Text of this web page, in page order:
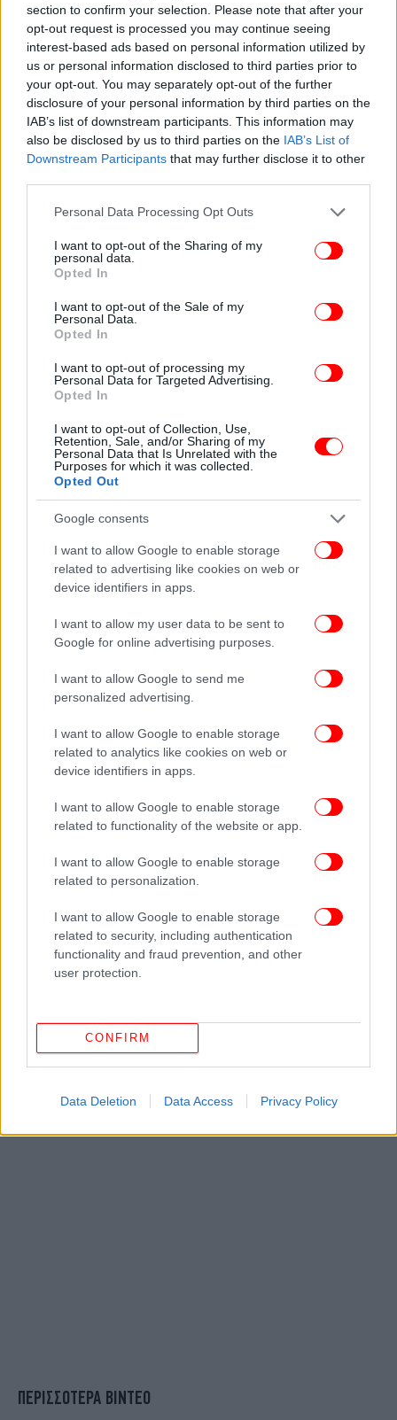
section to confirm your selection. Please note that after your
opt-out request is processed you may continue seeing
interest-based ads based on personal information utilized by
us or personal information disclosed to third parties prior to
your opt-out. You may separately opt-out of the further
disclosure of your personal information by third parties on the
IAB’s list of downstream participants. This information may
also be disclosed by us to third parties on the IAB’s List of
Downstream Participants that may further disclose it to other
Please note that this website/app uses one or more Google
not limited to your visit or usage behaviour. You may click to
grant or deny consent to Google and its third-party tags to
use your data for below specified purposes in below Google
consent section.
Personal Data Processing Opt Outs
I want to opt-out of the Sharing of my
personal data.
Opted In
I want to opt-out of the Sale of my
Personal Data.
Opted In
I want to opt-out of processing my
Personal Data for Targeted Advertising.
Opted In
I want to opt-out of Collection, Use,
Retention, Sale, and/or Sharing of my
Personal Data that Is Unrelated with the
Purposes for which it was collected.
Opted Out
Google consents
I want to allow Google to enable storage
related to advertising like cookies on web or
device identifiers in apps.
I want to allow my user data to be sent to
Google for online advertising purposes.
I want to allow Google to send me
personalized advertising.
I want to allow Google to enable storage
related to analytics like cookies on web or
device identifiers in apps.
I want to allow Google to enable storage
related to functionality of the website or app.
I want to allow Google to enable storage
related to personalization.
I want to allow Google to enable storage
related to security, including authentication
functionality and fraud prevention, and other
user protection.
CONFIRM
Data Deletion Data Access Privacy Policy
Κι ενώ κάποιοι πονηροί μπορεί να σκεφτούν πως
θα γυρίσει και θα αποκαλύψει και το μπροστινό
μέρος, η ηθοποιός όντως γυρίζει, αλλά φαίνεται να
τρώει ένα σνακ. «Θα χαιρόμουν να συνεχίσω τη
λάμψη, αλλά κάθε πράγμα με την ώρα του» έγραψε
στη λεζάντα του βίντεο η Σάλμα Χάγιεκ με μια φίλη
της, να ακούγεται να λέει στο βίντεο: «Οι
προσδοκίες έναντι της πραγματικότητας!».
ΟΛΕΣ ΟΙ ΕΙΔΗΣΕΙΣ
Σασμός: Σπαραγμός στο Twitter για τον ματωμένο γάμο
Το σατέν μαύρο γάντι στο ένα χέρι που δεν βγάζει ποτέ
[εικόνες]
Καινούργιου: Με επέπληξε ο Πορτοσάλτε -Τι συνέβη
ΠΕΡΙΣΣΟΤΕΡΑ ΒΙΝΤΕΟ